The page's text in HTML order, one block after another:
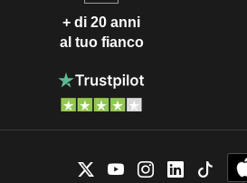
+ di 20 anni
al tuo fianco